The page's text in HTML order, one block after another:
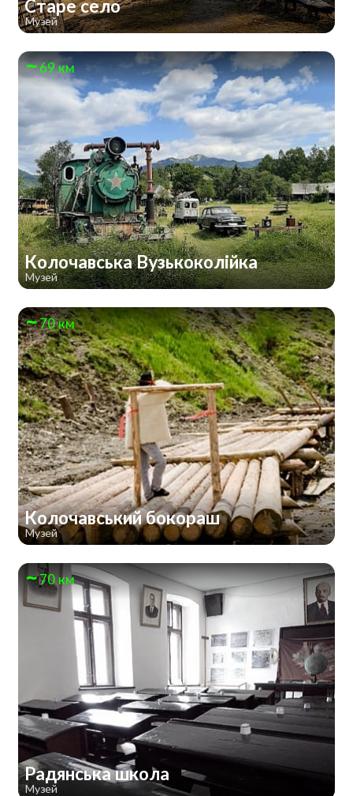
Старе село
Музей
69 км
Колочавська Вузькоколійка
Музей
70 км
Колочавський бокораш
Музей
70 км
Радянська школа
Музей